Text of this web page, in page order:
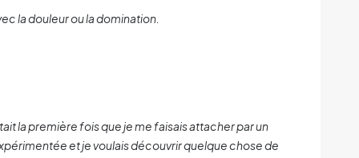
la douleur ou la domination.
la première fois que je me faisais attacher par un
et je voulais découvrir quelque chose de